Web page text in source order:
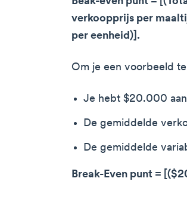
verkoopprijs per
per eenheid)].
Om je een voorbeeld
Je hebt $20.000
De gemiddelde
De gemiddelde
Break-Even punt =